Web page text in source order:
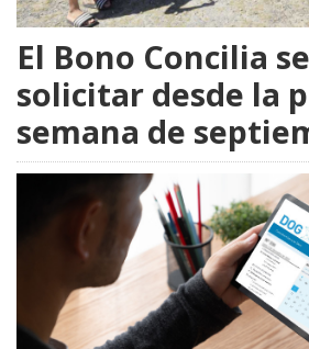
El Bono Concilia
solicitar desde la
semana de